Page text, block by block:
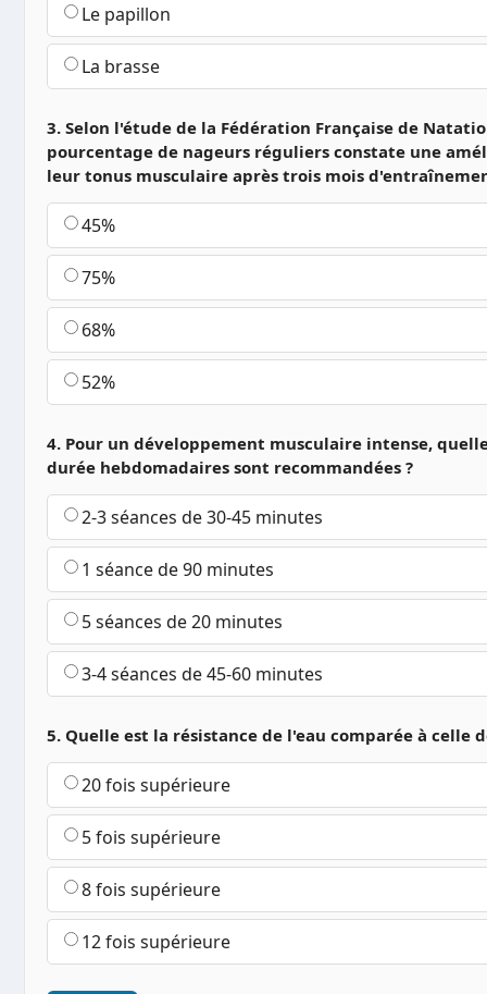
Le papillon
La brasse
3. Selon l'étude de la Fédération Française de
pourcentage de nageurs réguliers constate une
leur tonus musculaire après trois mois
45%
75%
68%
52%
4. Pour un développement musculaire intense,
durée hebdomadaires sont recommandées ?
2-3 séances de 30-45 minutes
1 séance de 90 minutes
5 séances de 20 minutes
3-4 séances de 45-60 minutes
5. Quelle est la résistance de l'eau comparée à celle
20 fois supérieure
5 fois supérieure
8 fois supérieure
12 fois supérieure